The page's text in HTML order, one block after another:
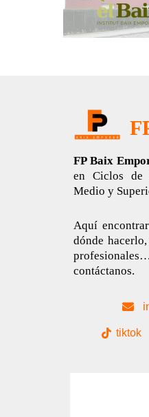
FP Baix
en Ciclos de
Medio y
Aquí
dónde
contáctanos.
tiktok